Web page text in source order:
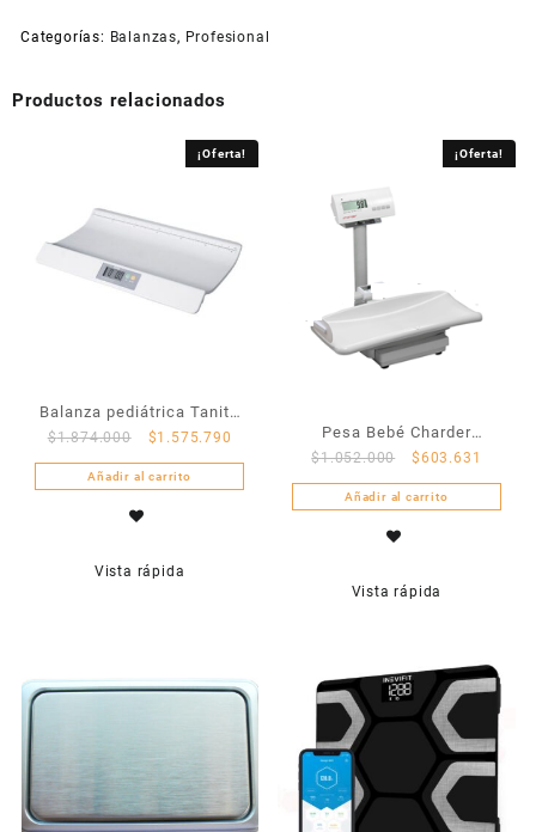
Categorías: Balanzas, Profesional
Productos relacionados
¡Oferta!
Balanza pediátrica Tanita
BD 585
$1.874.000 $1.575.790
Añadir al carrito
Vista rápida
¡Oferta!
Pesa Bebé Charder
MS21NEO
$1.052.000 $603.631
Añadir al carrito
Vista rápida